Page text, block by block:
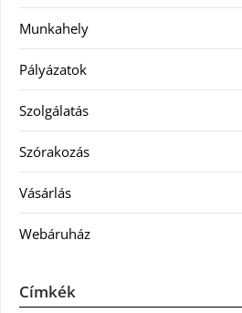
Munkahely
Pályázatok
Szolgálatás
Szórakozás
Vásárlás
Webáruház
Címkék